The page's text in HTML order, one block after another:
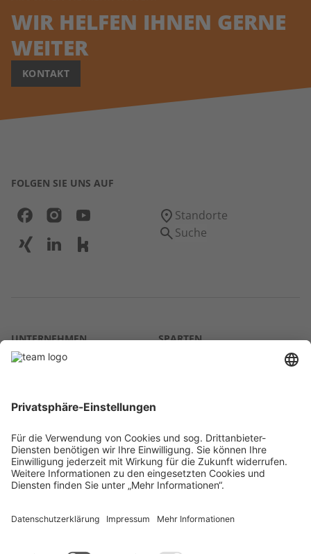
WIR HELFEN IHNEN GERNE
WEITER
KONTAKT
FOLGEN SIE UNS AUF
Standorte
Suche
UNTERNEHMEN
Über uns
Karriere
Kontakt
SPARTEN
RECHTLICHES